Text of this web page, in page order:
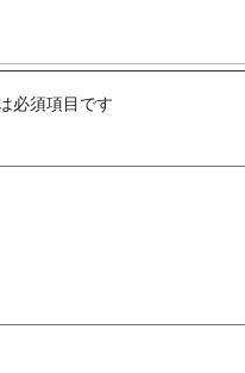
必須項目です